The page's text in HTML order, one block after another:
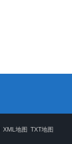
XML地图 TXT地图